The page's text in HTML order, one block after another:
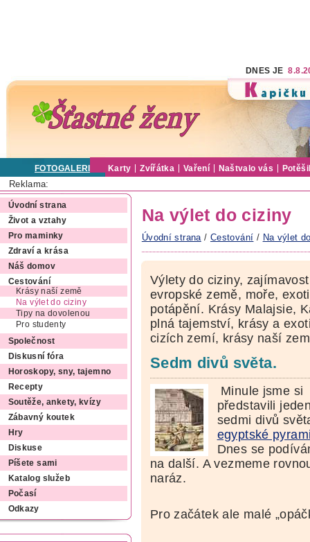
DNES JE
FOTOGALERIE Karty Zvířátka Vaření Naštvalo vás
Reklama:
Úvodní strana
Život a vztahy
Pro maminky
Zdraví a krása
Náš domov
Cestování
Krásy naší země
Na výlet do ciziny
Tipy na dovolenou
Pro studenty
Společnost
Diskusní fóra
Horoskopy, sny, tajemno
Recepty
Soutěže, ankety, kvízy
Zábavný koutek
Hry
Diskuse
Píšete sami
Katalog služeb
Počasí
Odkazy
Na výlet do ciziny
Úvodní strana / Cestování / Na výlet
Výlety do ciziny,
evropské země, moře,
potápění. Krásy Malajsie,
plná tajemství, krásy a
cizích zemí, krásy naší
Sedm divů světa.
Minule jsme si
představili
sedmi divů
egyptské
Dnes se
na další. A vezmeme
naráz.
Pro začátek ale malé